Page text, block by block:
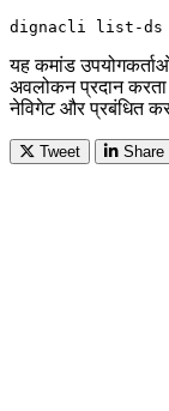
dignacli list-ds
यह कमांड
अवलोकन प्रदान
नेविगेट और प्रबंधित
Tweet Share